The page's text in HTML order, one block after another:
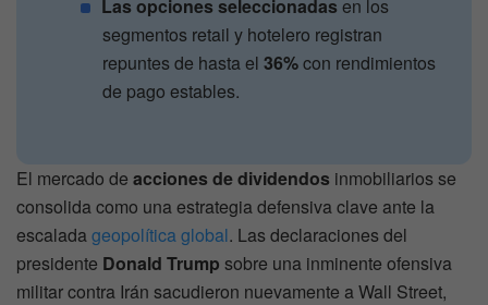
Las opciones seleccionadas en los
segmentos retail y hotelero registran
repuntes de hasta el36%con rendimientos
de pago estables.
El mercado de acciones de dividendos inmobiliarios se
consolida como una estrategia defensiva clave ante la
escaladageopolítica global. Las declaraciones del
presidente Donald Trump sobre una inminente ofensiva
militar contra Irán sacudieron nuevamente a Wall Street,